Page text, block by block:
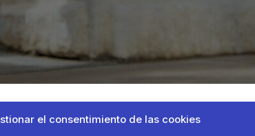
el consentimiento de las cookies